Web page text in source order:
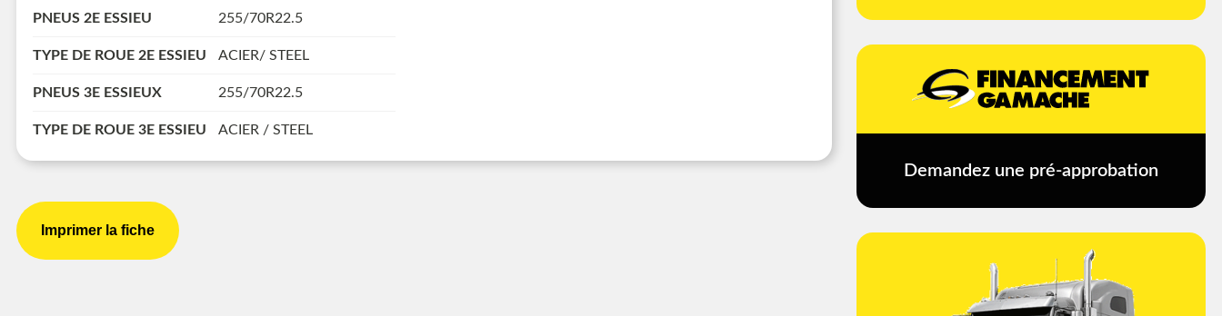
PNEUS 2E ESSIEU 255/70R22.5
TYPE DE ROUE 2E ESSIEU ACIER/ STEEL
PNEUS 3E ESSIEUX 255/70R22.5
TYPE DE ROUE 3E ESSIEU ACIER / STEEL
Imprimer la fiche
Demandez une pré-approbation